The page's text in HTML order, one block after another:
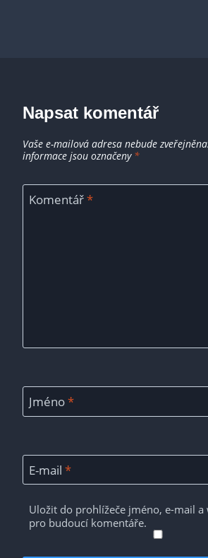
Napsat komentář
Vaše e-mailová adresa nebude zveřejněna.
informace jsou označeny *
Komentář*
Jméno*
E-mail *
Uložit do prohlížeče jméno, e-mail
pro budoucí komentáře.